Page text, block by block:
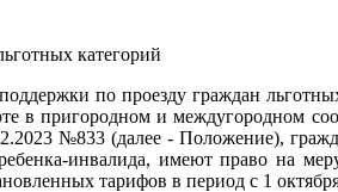
по проезду граждан
в пригородном и междугородном
№833 (далее - Положение),
инвалида, имеют право на
тарифов в период с 1